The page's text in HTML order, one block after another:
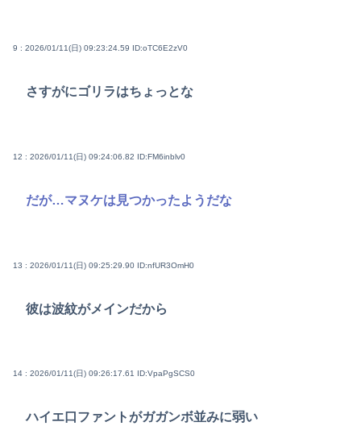
9 : 2026/01/11(日) 09:23:24.59 ID:oTC6E2zV0
さすがにゴリラはちょっとな
12 : 2026/01/11(日) 09:24:06.82 ID:FM6inblv0
だが…マヌケは見つかったようだな
13 : 2026/01/11(日) 09:25:29.90 ID:nfUR3OmH0
彼は波紋がメインだから
14 : 2026/01/11(日) 09:26:17.61 ID:VpaPgSCS0
ハイエ口ファントがガガンボ並みに弱い